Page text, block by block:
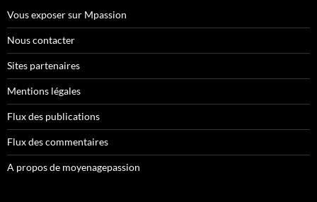
Vous exposer sur Mpassion
Nous contacter
Sites partenaires
Mentions légales
Flux des publications
Flux des commentaires
A propos de moyenagepassion